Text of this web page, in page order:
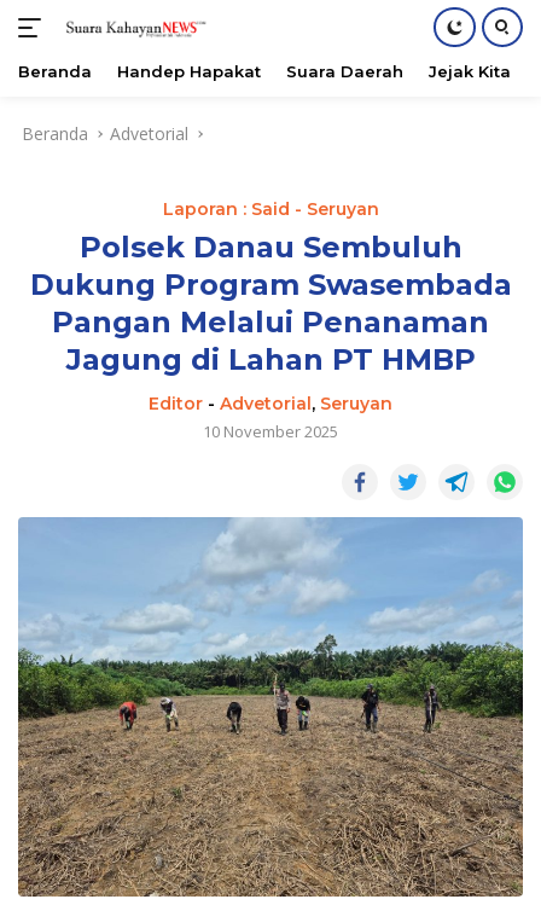
Beranda Handep Hapakat Suara Daerah Jejak Kita
Beranda Advetorial
Laporan : Said - Seruyan
Polsek Danau Sembuluh
Dukung Program Swasembada
Pangan Melalui Penanaman
Jagung di Lahan PT HMBP
Editor - Advetorial, Seruyan
10 November 2025